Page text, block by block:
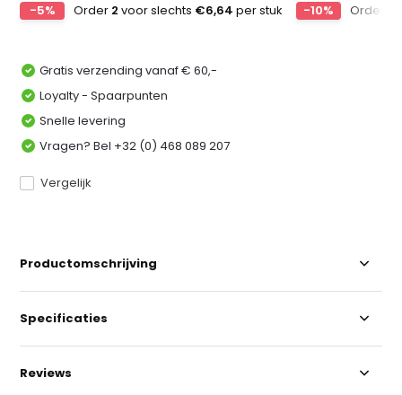
-5%
Order 2 voor slechts €6,64 per stuk -10% Order
Gratis verzending vanaf € 60,-
Loyalty - Spaarpunten
Snelle levering
Vragen? Bel +32 (0) 468 089 207
Vergelijk
Productomschrijving
Specificaties
Reviews